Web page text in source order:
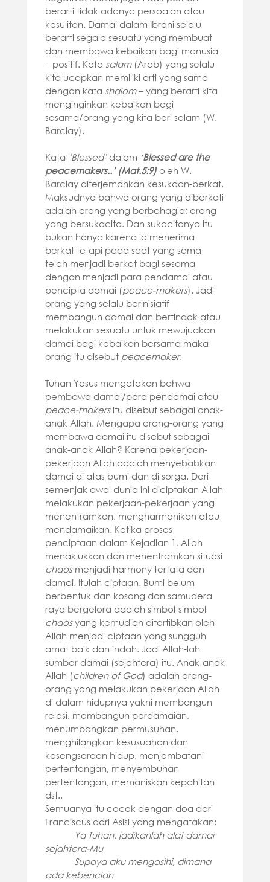
berarti tidak adanya persoalan atau
kesulitan. Damai dalam Ibrani selalu
berarti segala sesuatu yang membuat
dan membawa kebaikan bagi manusia
– positif. Kata salam(Arab) yang selalu
kita ucapkan memiliki arti yang sama
dengan kata shalom– yang berarti kita
menginginkan kebaikan bagi
sesama/orang yang kita beri salam (W.
Barclay).
Kata ‘Blessed’dalam ‘Blessed are the
peacemakers..’ (Mat.5:9)oleh W.
Barclay diterjemahkan kesukaan-berkat.
Maksudnya bahwa orang yang diberkati
adalah orang yang berbahagia; orang
yang bersukacita. Dan sukacitanya itu
bukan hanya karena ia menerima
berkat tetapi pada saat yang sama
telah menjadi berkat bagi sesama
dengan menjadi para pendamai atau
pencipta damai (peace-makers). Jadi
orang yang selalu berinisiatif
membangun damai dan bertindak atau
melakukan sesuatu untuk mewujudkan
damai bagi kebaikan bersama maka
orang itu disebut peacemaker.
Tuhan Yesus mengatakan bahwa
pembawa damai/para pendamai atau
peace-makersitu disebut sebagai anak-
anak Allah. Mengapa orang-orang yang
membawa damai itu disebut sebagai
anak-anak Allah? Karena pekerjaan-
pekerjaan Allah adalah menyebabkan
damai di atas bumi dan di sorga. Dari
semenjak awal dunia ini diciptakan Allah
melakukan pekerjaan-pekerjaan yang
menentramkan, mengharmonikan atau
mendamaikan. Ketika proses
penciptaan dalam Kejadian 1, Allah
menaklukkan dan menentramkan situasi
chaosmenjadi harmony tertata dan
damai. Itulah ciptaan. Bumi belum
berbentuk dan kosong dan samudera
raya bergelora adalah simbol-simbol
chaosyang kemudian ditertibkan oleh
Allah menjadi ciptaan yang sungguh
amat baik dan indah. Jadi Allah-lah
sumber damai (sejahtera) itu. Anak-anak
Allah (children of God) adalah orang-
orang yang melakukan pekerjaan Allah
di dalam hidupnya yakni membangun
relasi, membangun perdamaian,
menumbangkan permusuhan,
menghilangkan kesusuahan dan
kesengsaraan hidup, menjembatani
pertentangan, menyembuhan
pertentangan, memaniskan kepahitan
dst..
Semuanya itu cocok dengan doa dari
Franciscus dari Asisi yang mengatakan:
Ya Tuhan, jadikanlah alat damai
sejahtera-Mu
Supaya aku mengasihi, dimana
ada kebencian